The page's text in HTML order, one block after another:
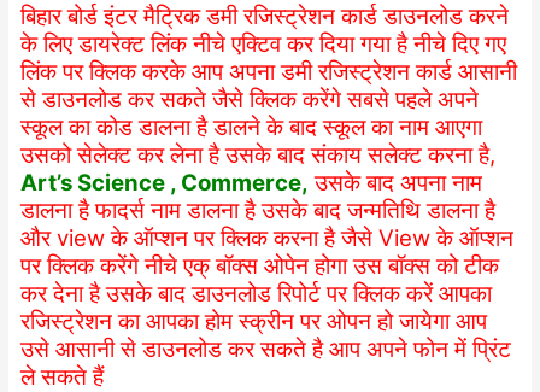
बिहार बोर्ड इंटर मैट्रिक डमी रजिस्ट्रेशन कार्ड डाउनलोड करने
के लिए डायरेक्ट लिंक नीचे एक्टिव कर दिया गया है नीचे दिए गए
लिंक पर क्लिक करके आप अपना डमी रजिस्ट्रेशन कार्ड आसानी
से डाउनलोड कर सकते जैसे क्लिक करेंगे सबसे पहले अपने
स्कूल का कोड डालना है डालने के बाद स्कूल का नाम आएगा
उसको सेलेक्ट कर लेना है उसके बाद संकाय सलेक्ट करना है,
Art’s Science , Commerce, उसके बाद अपना नाम
डालना है फादर्स नाम डालना है उसके बाद जन्मतिथि डालना है
और view के ऑप्शन पर क्लिक करना है जैसे View के ऑप्शन
पर क्लिक करेंगे नीचे एक् बॉक्स ओपेन होगा उस बॉक्स को टीक
कर देना है उसके बाद डाउनलोड रिपोर्ट पर क्लिक करें आपका
रजिस्ट्रेशन का आपका होम स्क्रीन पर ओपन हो जायेगा आप
उसे आसानी से डाउनलोड कर सकते है आप अपने फोन में प्रिंट
ले सकते हैं